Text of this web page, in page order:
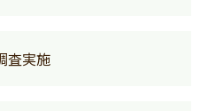
査実施